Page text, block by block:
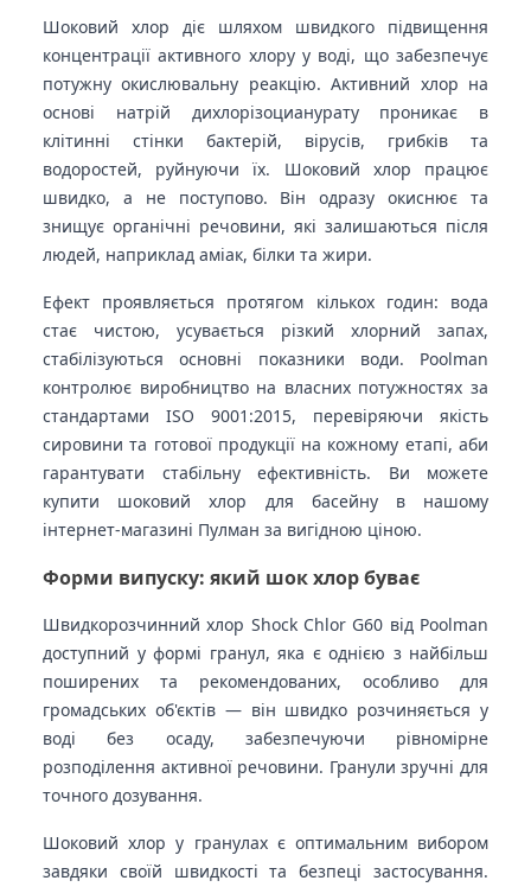
Шоковий хлор діє шляхом швидкого підвищення
концентрації активного хлору у воді, що забезпечує
потужну окислювальну реакцію. Активний хлор на
основі натрій дихлорізоцианурату проникає в
клітинні стінки бактерій, вірусів, грибків та
водоростей, руйнуючи їх. Шоковий хлор працює
швидко, а не поступово. Він одразу окиснює та
знищує органічні речовини, які залишаються після
людей, наприклад аміак, білки та жири.
Ефект проявляється протягом кількох годин: вода
стає чистою, усувається різкий хлорний запах,
стабілізуються основні показники води. Poolman
контролює виробництво на власних потужностях за
стандартами ISO 9001:2015, перевіряючи якість
сировини та готової продукції на кожному етапі, аби
гарантувати стабільну ефективність. Ви можете
купити шоковий хлор для басейну в нашому
інтернет-магазині Пулман за вигідною ціною.
Форми випуску: який шок хлор буває
Швидкорозчинний хлор Shock Chlor G60 від Poolman
доступний у формі гранул, яка є однією з найбільш
поширених та рекомендованих, особливо для
громадських об'єктів — він швидко розчиняється у
воді без осаду, забезпечуючи рівномірне
розподілення активної речовини. Гранули зручні для
точного дозування.
Шоковий хлор у гранулах є оптимальним вибором
завдяки своїй швидкості та безпеці застосування.